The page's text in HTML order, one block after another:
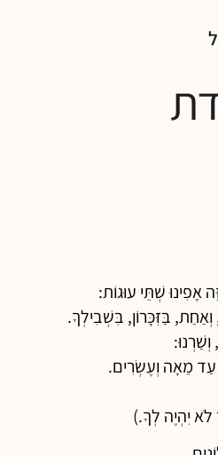
שְׁתֵּי עוּגוֹת:
בַּזִּכָּרוֹן, בִּשְׁבִילְךָ.
מֵאָה וְעֶשְׂרִים.
יִהְיֶה לְךָ.)